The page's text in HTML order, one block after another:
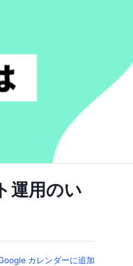
運用のい
カレンダーに追加